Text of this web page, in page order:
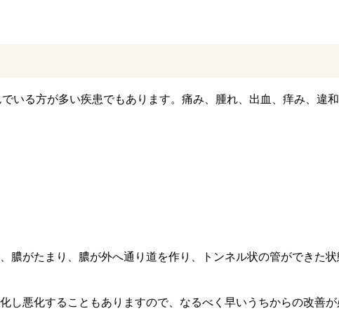
いる方が多い疾患でもあります。痛み、腫れ、出血、痒み、違
がたまり、膿が外へ通り道を作り、トンネル状の管ができた状
悪化することもありますので、なるべく早いうちからの改善が